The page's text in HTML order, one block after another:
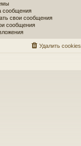
сообщения
свои сообщения
сообщения
Удалить cookies